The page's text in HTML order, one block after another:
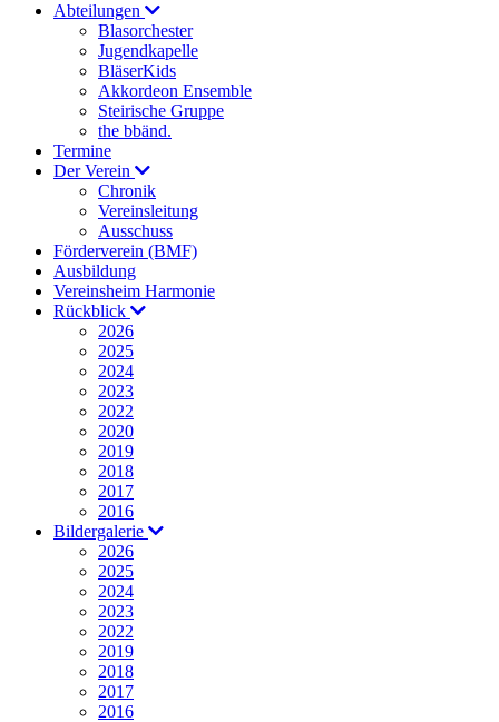
Abteilungen
Blasorchester
Jugendkapelle
BläserKids
Akkordeon Ensemble
Steirische Gruppe
the bbänd.
Termine
Der Verein
Chronik
Vereinsleitung
Ausschuss
Förderverein (BMF)
Ausbildung
Vereinsheim Harmonie
Rückblick
2026
2025
2024
2023
2022
2020
2019
2018
2017
2016
Bildergalerie
2026
2025
2024
2023
2022
2019
2018
2017
2016